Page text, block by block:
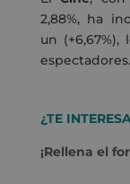
2,88%, ha
un
espectadores.
¿TE
¡Rellena el